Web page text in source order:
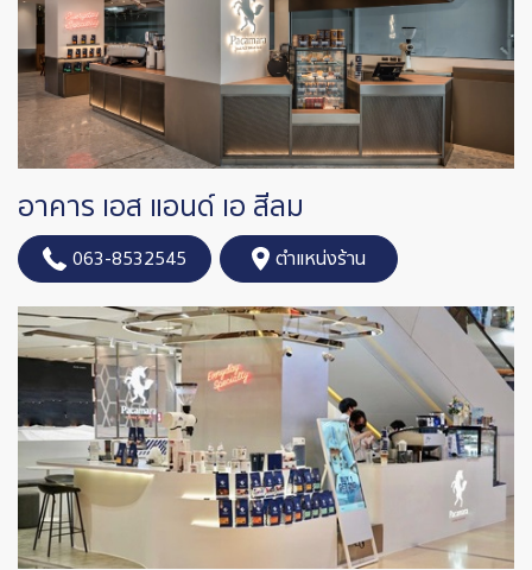
อาคาร เอส แอนด์ เอ สีลม
063-8532545 ตำแหน่งร้าน